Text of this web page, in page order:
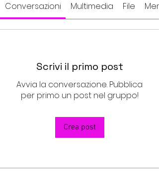
Conversazioni Multimedia File
Scrivi il primo post
Avvia la conversazione. Pubblica
per primo un post nel gruppo!
Crea post